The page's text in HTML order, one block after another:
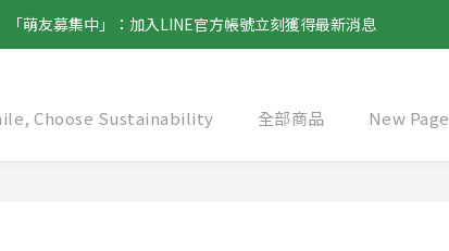
「萌友募集中」：加入LINE官方帳號立刻獲得最新消息
Choose Sustainability 全部商品 New Page